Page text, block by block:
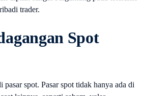
trader.
Spot
pasar spot. Pasar spot tidak hanya ada di